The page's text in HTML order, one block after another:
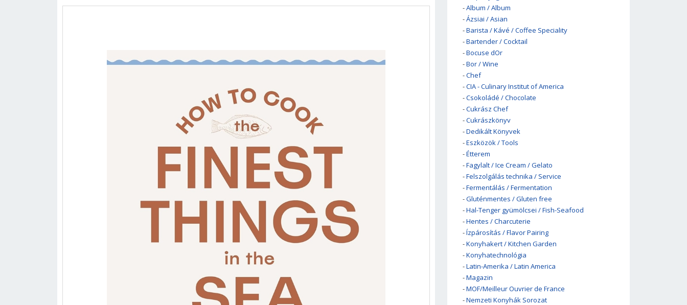
-Album / Album
-Ázsiai / Asian
-Barista / Kávé / Coffee Speciality
-Bartender / Cocktail
-Bocuse dOr
-Bor / Wine
-Chef
-CIA - Culinary Institut of America
-Csokoládé / Chocolate
-Cukrász Chef
-Cukrászkönyv
-Dedikált Könyvek
-Eszközök / Tools
-Étterem
-Fagylalt / Ice Cream / Gelato
-Felszolgálás technika / Service
-Fermentálás / Fermentation
-Gluténmentes / Gluten free
-Hal-Tenger gyümölcsei / Fish-Seafood
-Hentes / Charcuterie
-Ízpárosítás / Flavor Pairing
-Konyhakert / Kitchen Garden
-Konyhatechnológia
-Latin-Amerika / Latin America
-Magazin
-MOF/Meilleur Ouvrier de France
-Nemzeti Konyhák Sorozat